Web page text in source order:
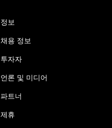
정보
채용 정보
투자자
언론 및 미디어
파트너
제휴